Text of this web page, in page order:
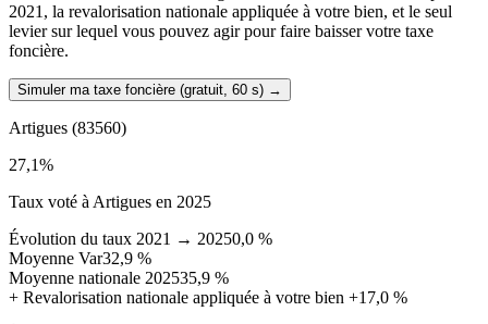
2021, la revalorisation nationale appliquée à votre bien, et le seul
levier sur lequel vous pouvez agir pour faire baisser votre taxe
foncière.
Simuler ma taxe foncière (gratuit, 60 s) →
Artigues (83560)
27,1%
Taux voté à Artigues en 2025
Évolution du taux 2021 → 20250,0 %
Moyenne Var32,9 %
Moyenne nationale 202535,9 %
+ Revalorisation nationale appliquée à votre bien +17,0 %